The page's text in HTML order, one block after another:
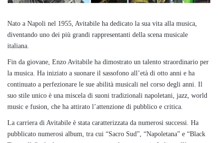
Nato a Napoli nel 1955, Avitabile ha dedicato la sua vita alla musica,
diventando uno dei più grandi rappresentanti della scena musicale
italiana.
Fin da giovane, Enzo Avitabile ha dimostrato un talento straordinario per
la musica. Ha iniziato a suonare il sassofono all’età di otto anni e ha
continuato a perfezionare le sue abilità musicali nel corso degli anni. Il
suo stile unico è una miscela di suoni tradizionali napoletani, jazz, world
music e fusion, che ha attirato l’attenzione di pubblico e critica.
La carriera di Avitabile è stata caratterizzata da numerosi successi. Ha
pubblicato numerosi album, tra cui “Sacro Sud”, “Napoletana” e “Black